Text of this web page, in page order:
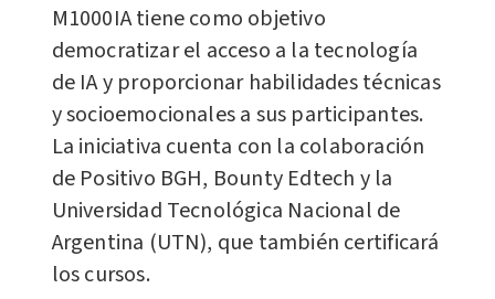
M1000IA tiene como objetivo
democratizar el acceso a la tecnología
de IA y proporcionar habilidades técnicas
y socioemocionales a sus participantes.
La iniciativa cuenta con la colaboración
de Positivo BGH, Bounty Edtech y la
Universidad Tecnológica Nacional de
Argentina (UTN), que también certificará
los cursos.